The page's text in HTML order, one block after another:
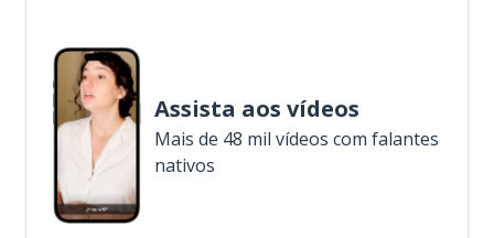
Assista aos vídeos
Mais de 48 mil vídeos com falantes
nativos